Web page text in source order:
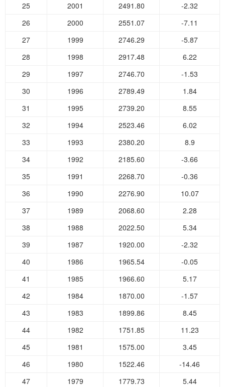
25
2001 2491.80
-2.32
26
2000 2551.07
-7.11
27
1999 2746.29
-5.87
28
1998 2917.48
6.22
29
1997 2746.70
-1.53
30
1996 2789.49
1.84
31
1995 2739.20
8.55
32
1994 2523.46
6.02
33
1993 2380.20
8.9
34
1992 2185.60
-3.66
35
1991 2268.70
-0.36
36
1990 2276.90
10.07
37
1989 2068.60
2.28
38
1988 2022.50
5.34
39
1987 1920.00
-2.32
40
1986 1965.54
-0.05
41
1985 1966.60
5.17
42
1984 1870.00
-1.57
43
1983 1899.86
8.45
44
1982 1751.85
11.23
45
1981 1575.00
3.45
46
1980 1522.46
-14.46
47
1979 1779.73 5.44